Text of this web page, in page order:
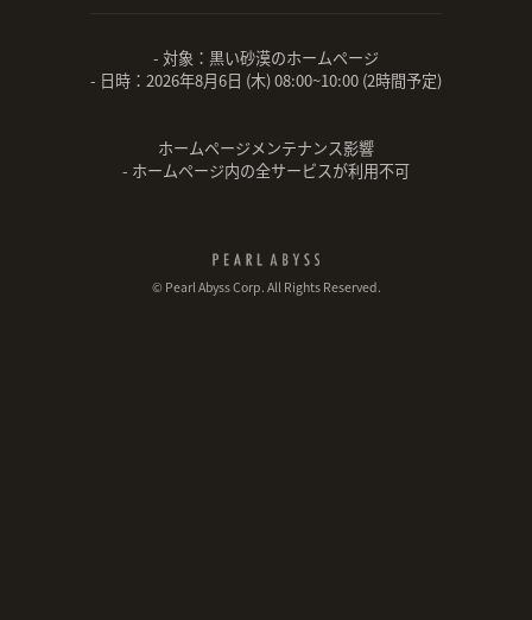
- 対象：黒い砂漠のホームページ
- 日時：2026年8月6日 (木) 08:00~10:00 (2時間予定)
ホームページメンテナンス影響
- ホームページ内の全サービスが利用不可
© Pearl Abyss Corp. All Rights Reserved.